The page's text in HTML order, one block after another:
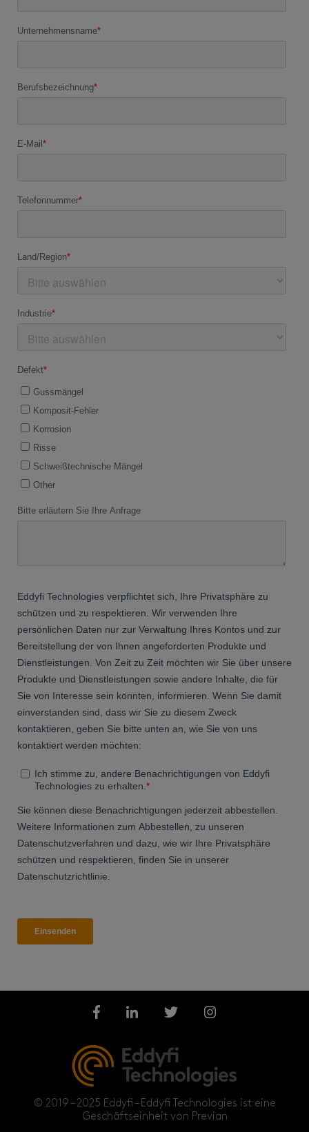
© 2019 – 2025 Eddyfi – Eddyfi Technologies ist eine
Geschäftseinheit von Previan